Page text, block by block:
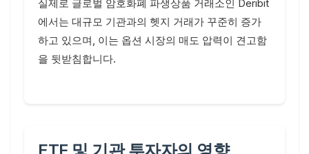
실제로 글로벌 암호화폐 파생상품 거래소인 Deribit
에서는 대규모 기관과의 헷지 거래가 꾸준히 증가
하고 있으며, 이는 옵션 시장의 매도 압력이 견고함
을 뒷받침합니다.